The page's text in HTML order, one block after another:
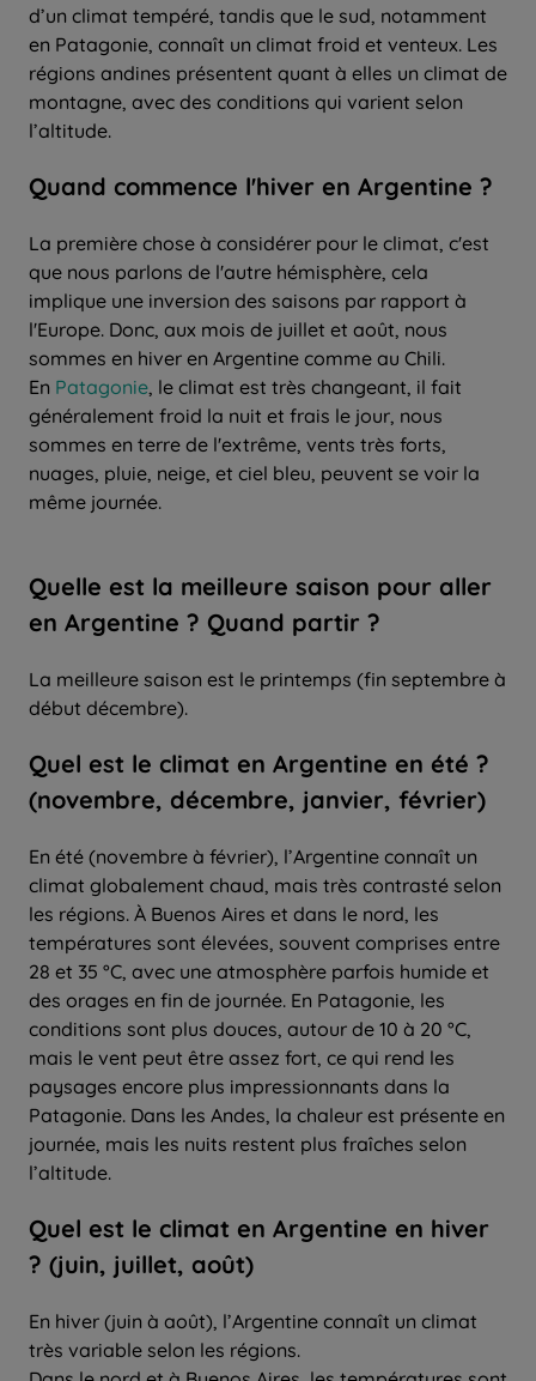
d’un climat tempéré, tandis que le sud, notamment
en Patagonie, connaît un climat froid et venteux. Les
régions andines présentent quant à elles un climat de
montagne, avec des conditions qui varient selon
l’altitude.
Quand commence l'hiver en Argentine ?
La première chose à considérer pour le climat, c'est
que nous parlons de l'autre hémisphère, cela
implique une inversion des saisons par rapport à
l'Europe. Donc, aux mois de juillet et août, nous
sommes en hiver en Argentine comme au Chili.
En Patagonie, le climat est très changeant, il fait
généralement froid la nuit et frais le jour, nous
sommes en terre de l'extrême, vents très forts,
nuages, pluie, neige, et ciel bleu, peuvent se voir la
même journée.
Quelle est la meilleure saison pour aller
en Argentine ? Quand partir ?
La meilleure saison est le printemps (fin septembre à
début décembre).
Quel est le climat en Argentine en été ?
(novembre, décembre, janvier, février)
En été (novembre à février), l’Argentine connaît un
climat globalement chaud, mais très contrasté selon
les régions. À Buenos Aires et dans le nord, les
températures sont élevées, souvent comprises entre
28 et 35 °C, avec une atmosphère parfois humide et
des orages en fin de journée. En Patagonie, les
conditions sont plus douces, autour de 10 à 20 °C,
mais le vent peut être assez fort, ce qui rend les
paysages encore plus impressionnants dans la
Patagonie. Dans les Andes, la chaleur est présente en
journée, mais les nuits restent plus fraîches selon
l’altitude.
Quel est le climat en Argentine en hiver
? (juin, juillet, août)
En hiver (juin à août), l’Argentine connaît un climat
très variable selon les régions.